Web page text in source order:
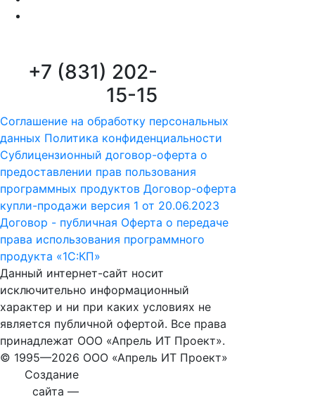
+7 (831) 202-
15-15
Соглашение на обработку персональных
данных Политика конфиденциальности
Сублицензионный договор-оферта о
предоставлении прав пользования
программных продуктов Договор-оферта
купли-продажи версия 1 от 20.06.2023
Договор - публичная Оферта о передаче
права использования программного
продукта «1С:КП»
Данный интернет-сайт носит
исключительно информационный
характер и ни при каких условиях не
является публичной офертой. Все права
принадлежат ООО «Апрель ИТ Проект».
© 1995—2026 ООО «Апрель ИТ Проект»
Создание
сайта —